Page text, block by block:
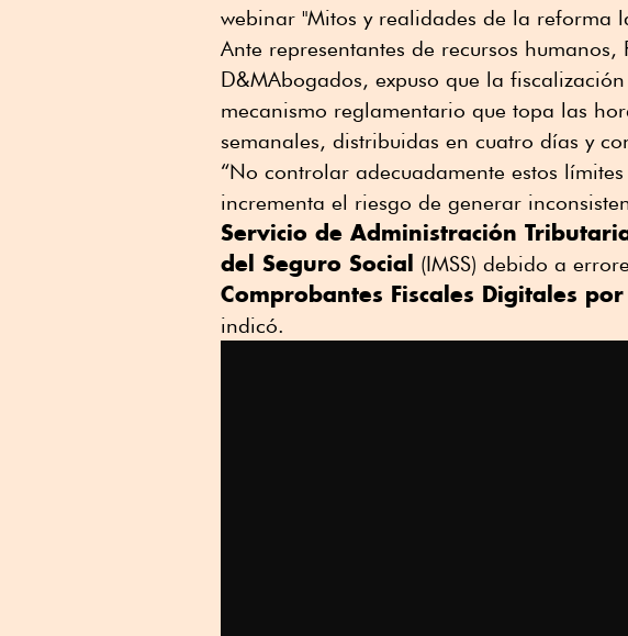
webinar "Mitos y realidades de la reforma
Ante representantes de recursos
D&MAbogados, expuso que la
mecanismo reglamentario que topa las
semanales, distribuidas en cuatro días y
“No controlar adecuadamente estos
incrementa el riesgo de generar
Servicio de Administración
del Seguro Social (IMSS) debido a
Comprobantes Fiscales Digitales
indicó.